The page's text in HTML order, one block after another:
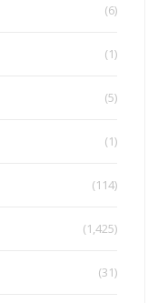
(6)
(1)
(5)
(1)
(114)
(1,425)
(31)